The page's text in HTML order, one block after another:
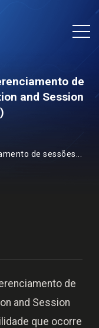
de
and Session
de sessões...
de
and Session
que ocorre